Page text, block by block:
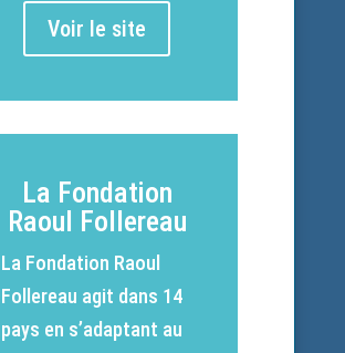
Voir le site
La Fondation
Raoul Follereau
La Fondation Raoul
Follereau agit dans 14
pays en s’adaptant au